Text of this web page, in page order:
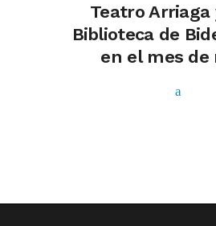
Teatro Arriaga
Biblioteca de
en el mes de